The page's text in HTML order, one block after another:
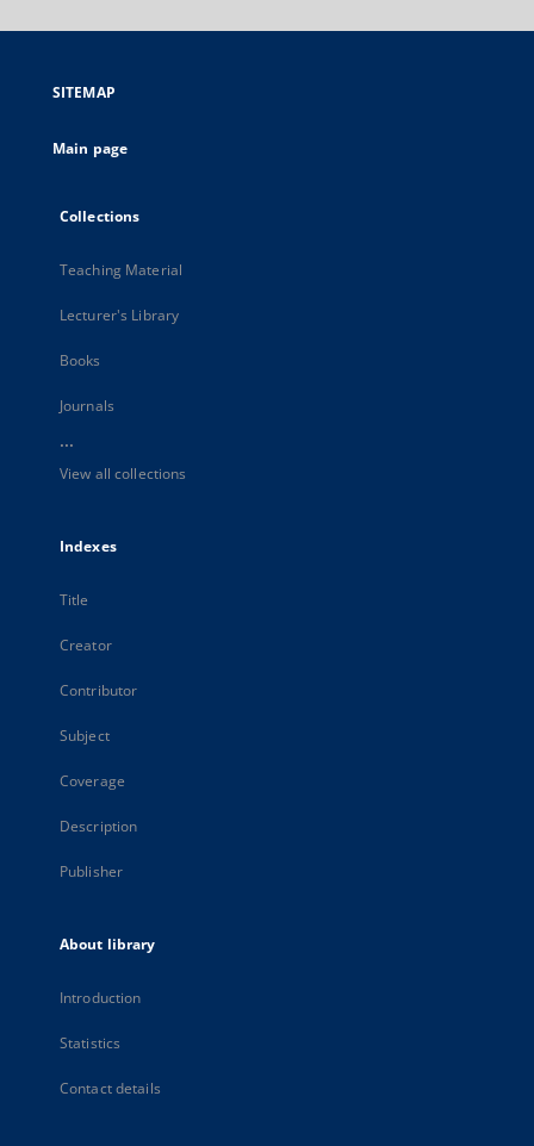
SITEMAP
Main page
Collections
Teaching Material
Lecturer's Library
Books
Journals
...
View all collections
Indexes
Title
Creator
Contributor
Subject
Coverage
Description
Publisher
About library
Introduction
Statistics
Contact details